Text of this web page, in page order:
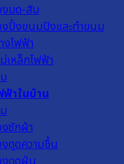
งบด-สับ
งปิ้งขนมปังและทำขนม
งไฟฟ้า
เหล็กไฟฟ้า
ฟ้าในบ้าน
งซักผ้า
งดูดความชื้น